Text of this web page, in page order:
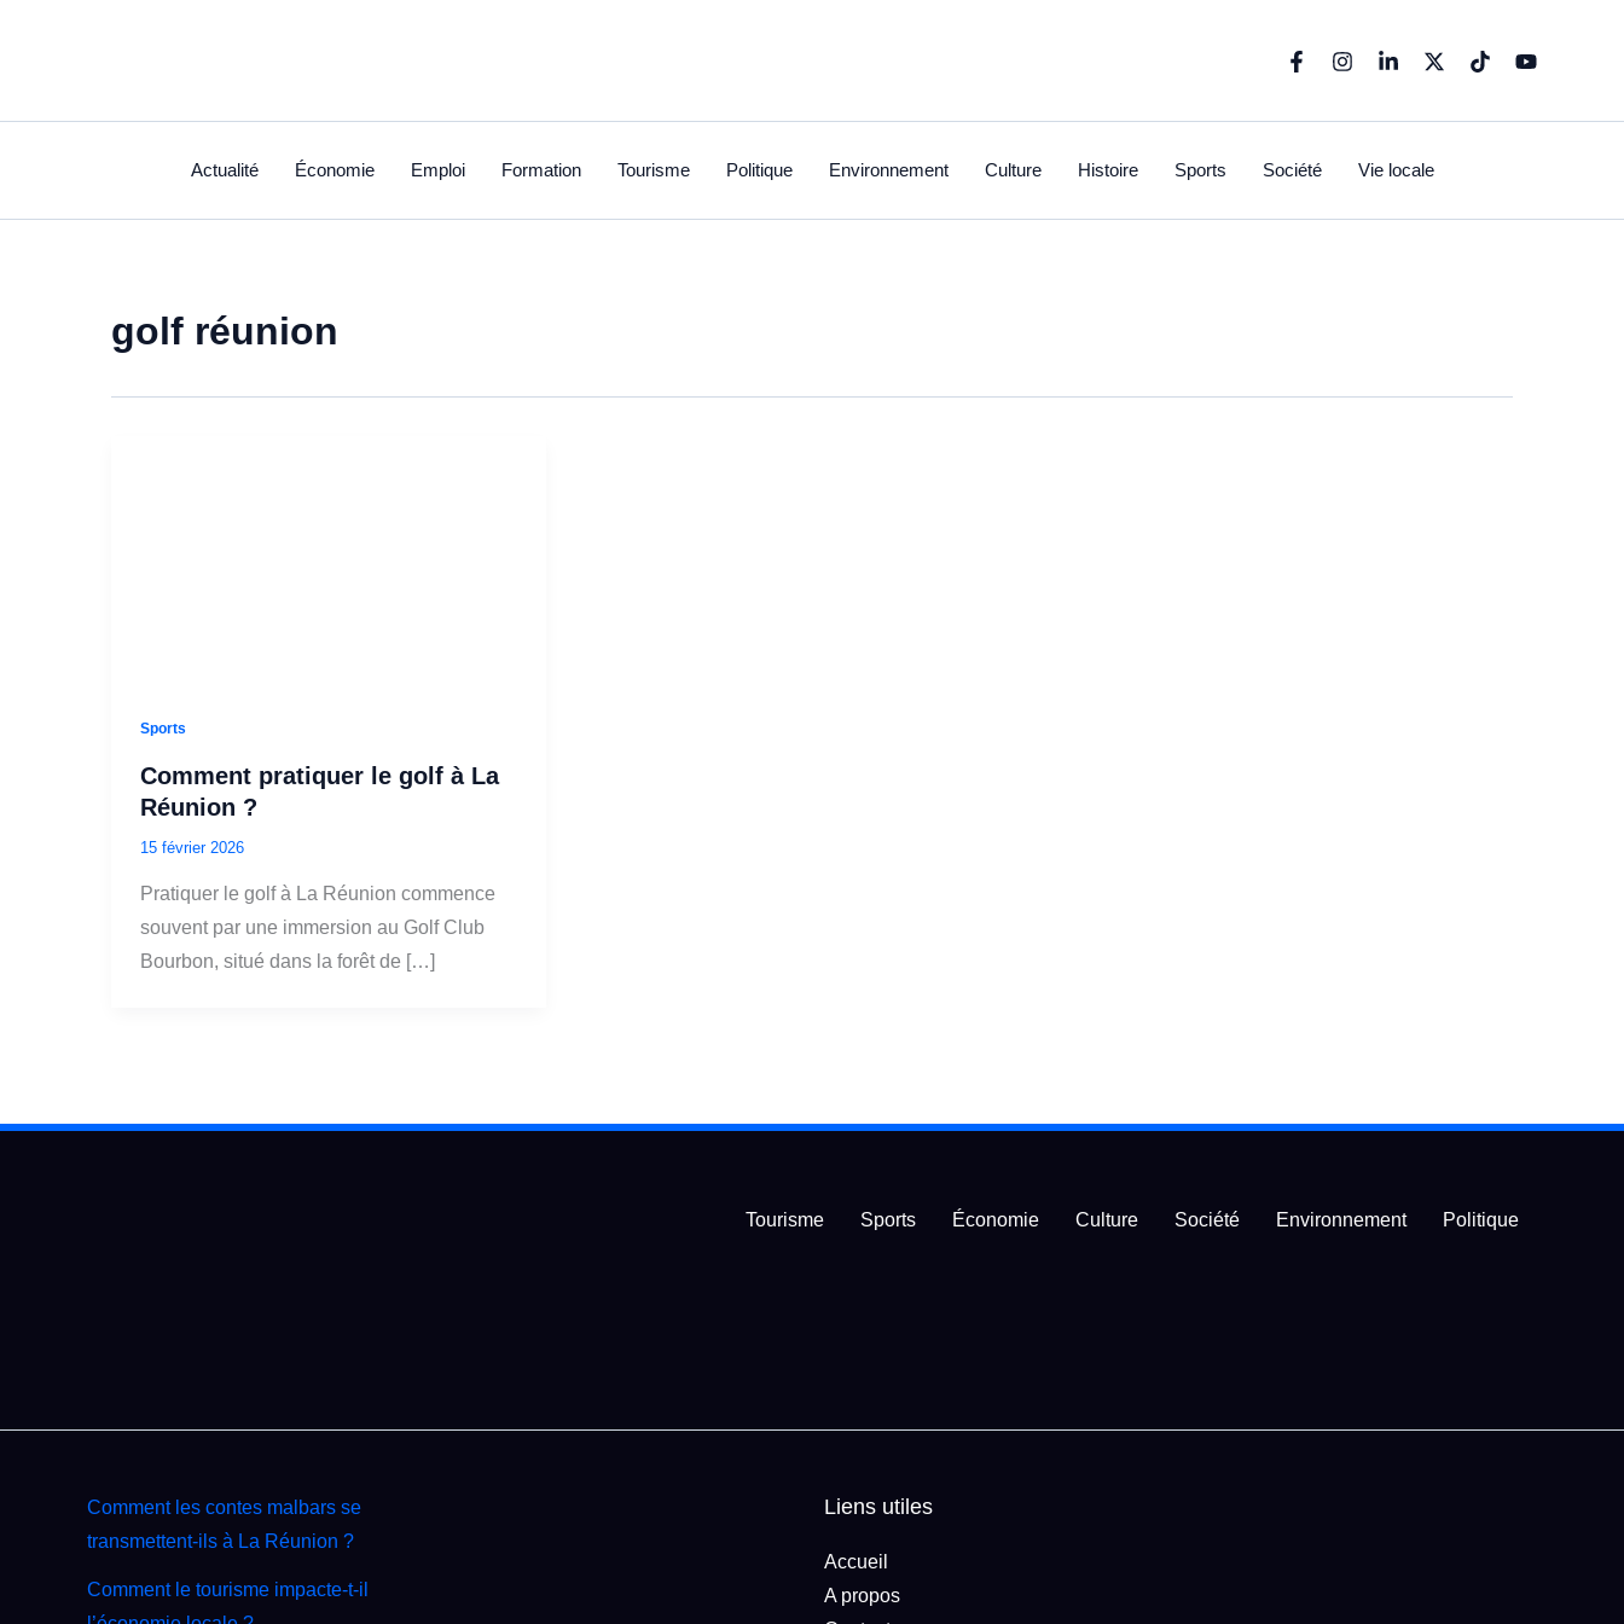
Actualité Économie Emploi Formation Tourisme Politique Environnement Culture Histoire Sports Société Vie locale
golf réunion
Sports
Comment pratiquer le golf à La
Réunion ?
15 février 2026
Pratiquer le golf à La Réunion commence
souvent par une immersion au Golf Club
Bourbon, situé dans la forêt de […]
Tourisme Sports Économie Culture Société Environnement Politique
Comment les contes malbars se
transmettent‑ils à La Réunion ?
Comment le tourisme impacte‑t‑il
Liens utiles
Accueil
A propos